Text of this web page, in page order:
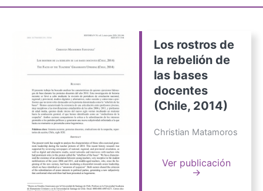
Los rostros de
la rebelión de
las bases
docentes
(Chile, 2014)
Christian Matamoros
Ver publicación
→